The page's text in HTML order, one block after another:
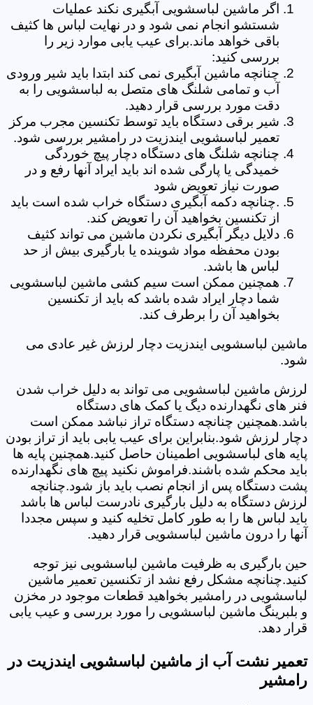
اگر ماشین لباسشویی آبگیری نکند عملیات
شستشو انجام نمی شود و در نهایت لباس ها کثیف
باقی خواهد ماند.برای عیب یابی موارد زیر را
بررسی کنید:
چنانچه ماشین آبگیری نمی کند ابتدا باید شیر ورودی
آب و تمامی شلنگ های متصل به لباسشویی را به
دقت مورد بررسی قرار دهید.
شیر برقی دستگاه باید توسط تکنسین مجرب مرکز
تعمیر لباسشویی ایندزیت در رامشیر بررسی شود.
چنانچه شلنگ های دستگاه دچار پیچ خوردگی
خمیدگی یا پارگی شده اند باید ایراد آنها رفع و در
صورت نیاز تعویض شود
.چنانچه دکمه آبگیری دستگاه خراب شده است باید
از تکنسین بخواهید آن را تعویض کند.
دلایل دیگر آبگیری نکردن ماشین می تواند کثیف
بودن محفظه مواد شوینده یا بارگیری بیش از حد
لباس ها باشد.
همچنین ممکن است سیم کشی ماشین لباسشویی
شما دچار ایراد شده باشد که باید از تکنسین
بخواهید آن را برطرف کند.
ماشین لباسشویی ایندزیت دچار لرزش غیر عادی می
شود.
لرزش ماشین لباسشویی می تواند به دلیل خراب شدن
فنر های نگهدارنده دیگ یا کمک های دستگاه
باشد.همچنین چنانچه دستگاه تراز نباشد ممکن است
دچار لرزش شود.بنابراین برای عیب یابی باید از تراز بودن
پایه های لباسشویی اطمینان حاصل کنید.همچنین پایه ها
باید محکم شده باشند.فراموش نکنید پیچ های نگهدارنده
پشت دستگاه پس از انجام نصب باید باز شود.چنانچه
لرزش دستگاه به دلیل بارگیری نادرست لباس ها باشد
باید لباس ها را به طور کامل تخلیه کنید و سپس مجددا
آنها را درون ماشین لباسشویی قرار دهید.
حین بارگیری به ظرفیت ماشین لباسشویی نیز توجه
کنید.چنانچه مشکل رفع نشد از تکنسین تعمیر ماشین
لباسشویی در رامشیر بخواهید قطعات موجود در مخزن
و بلبرینگ ماشین لباسشویی را مورد بررسی و عیب یابی
قرار دهد.
تعمیر نشت آب از ماشین لباسشویی ایندزیت در
رامشیر